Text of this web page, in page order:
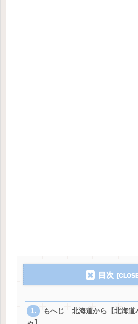
目次
もへじ 北海道から【北海